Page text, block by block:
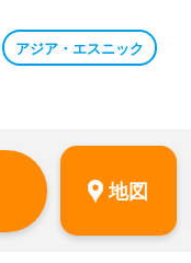
アジア・エスニック
地図